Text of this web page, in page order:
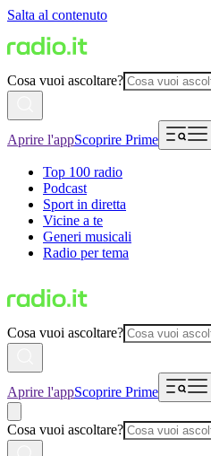
Salta al contenuto
Cosa vuoi ascoltare?
Aprire l'appScoprire Prime
Top 100 radio
Podcast
Sport in diretta
Vicine a te
Generi musicali
Radio per tema
Cosa vuoi ascoltare?
Aprire l'appScoprire Prime
Cosa vuoi ascoltare?